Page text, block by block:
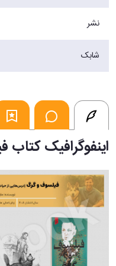
نشر
شابک
اینفوگرافیک